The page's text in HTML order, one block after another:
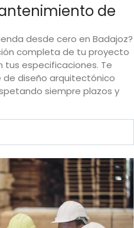
de
desde cero en Badajoz?
completa de tu proyecto
tus especificaciones. Te
diseño arquitectónico
siempre plazos y